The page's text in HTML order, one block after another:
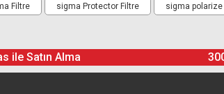
Filtre sigma Protector Filtre sigma
ile Satın Alma